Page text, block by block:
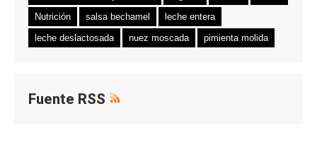
Nutrición
salsa bechamel
leche entera
leche deslactosada
nuez moscada pimienta molida
Fuente RSS